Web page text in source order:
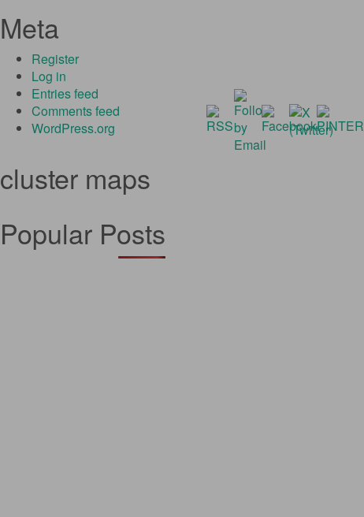
Meta
Register
Log in
Entries feed
Comments feed
WordPress.org
cluster maps
Popular Posts